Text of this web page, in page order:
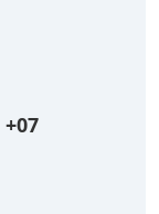
+07